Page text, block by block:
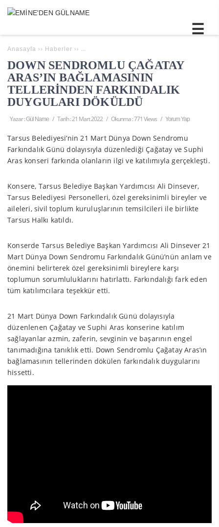
Anasayfa ›› Haberler ›› DOWN SENDROMLU ÇAĞATAY ARAS’IN
DOWN SENDROMLU ÇAĞATAY
ARAS’IN BAĞLAMASININ
TELLERİNDEN FARKINDALIK
DUYGULARI DÖKÜLDÜ
Yazar :Gül Name / Tarih :21 Mart 2022 / Okunma : 771 Views / Yorum Yap
Tarsus Belediyesi’nin 21 Mart Dünya Down Sendromu
Farkındalık Günü dolayısıyla düzenlediği Çağatay ve Suphi
Aras konseri farkında olanların ilgi ve katılımıyla gerçekleşti.
Konsere, Tarsus Belediye Başkan Yardımcısı Ali Dinsever,
Tarsus Belediyesi Personelleri, özel gereksinimli bireyler ve
aileleri, sivil toplum kuruluşlarının temsilcileri ile birlikte
Tarsus Halkı katıldı.
Konserde Tarsus Belediye Başkan Yardımcısı Ali Dinsever 21
Mart Dünya Down Sendromu Farkındalık Günü’nün anlam ve
önemini belirterek özel gereksinimli bireylere karşı
toplumun sorumluluklarını hatırlattı. Farkındalığı fark eden
tüm katılımcılara teşekkür etti.
21 Mart Dünya Down Farkındalık Günü dolayısıyla
düzenlenen Çağatay ve Suphi Aras konserine katılım
sağlayanlar azmin, zaferin, sevginin ve başarının engel
tanımadığına tanıklık etti. Down Sendromlu Çağatay Aras’ın
bağlamasının tellerinden dökülen farkındalık duygularını
hissetti.